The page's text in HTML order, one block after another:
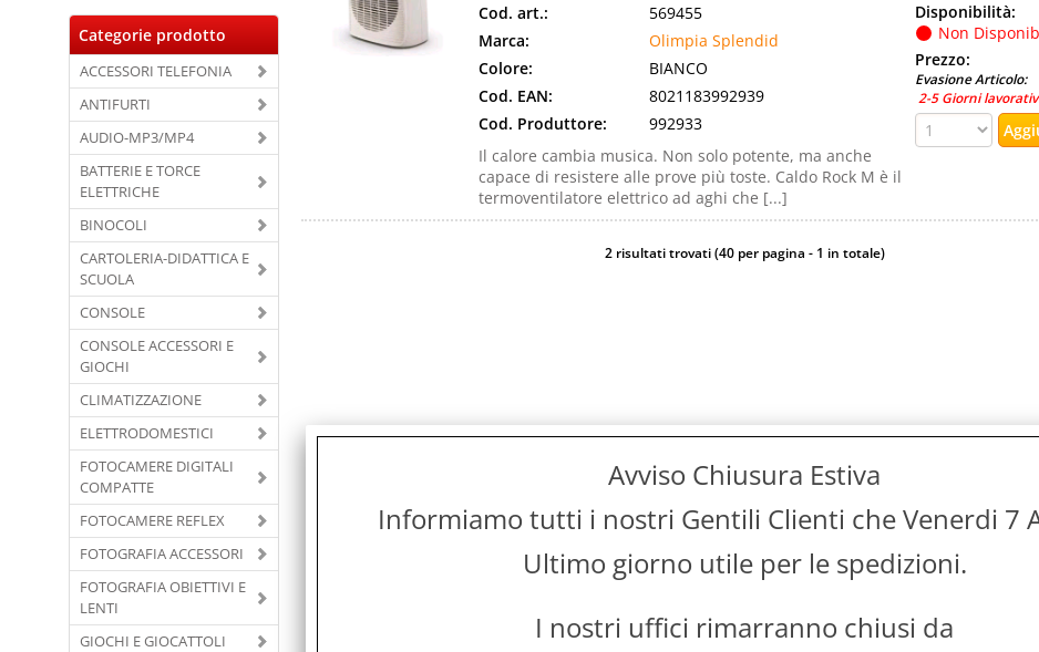
Categorie prodotto
ACCESSORI TELEFONIA
ANTIFURTI
AUDIO-MP3/MP4
BATTERIE E TORCE
ELETTRICHE
BINOCOLI
CARTOLERIA-DIDATTICA E
SCUOLA
CONSOLE
CONSOLE ACCESSORI E
GIOCHI
CLIMATIZZAZIONE
ELETTRODOMESTICI
FOTOCAMERE DIGITALI
COMPATTE
FOTOCAMERE REFLEX
FOTOGRAFIA ACCESSORI
FOTOGRAFIA OBIETTIVI E
LENTI
GIOCHI E GIOCATTOLI
Cod. art.:
569455
Marca:
Olimpia Splendid
Colore:
BIANCO
Cod. EAN:
8021183992939
Cod. Produttore:
992933
Il calore cambia musica. Non solo potente, ma anche
capace di resistere alle prove più toste. Caldo Rock M è il
termoventilatore elettrico ad aghi che [...]
Disponibilità:
Non
Prezzo:
Evasione Articolo:
2-5 Giorni
2 risultati trovati (40 per pagina - 1 in totale)
Avviso Chiusura Estiva
Informiamo tutti i nostri Gentili Clienti che Venerdi 7
Ultimo giorno utile per le spedizioni.
I nostri uffici rimarranno chiusi da